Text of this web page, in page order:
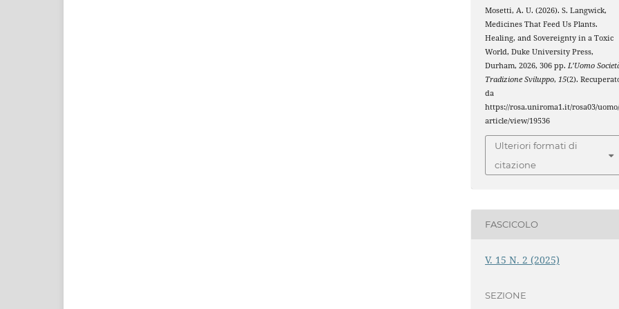
Mosetti, A. U. (2026). S. Langwick,
Medicines That Feed Us Plants.
Healing, and Sovereignty in a Toxic
World, Duke University Press,
Durham, 2026, 306 pp.L’Uomo
Tradizione Sviluppo,15(2).
da
https://rosa.uniroma1.it/rosa03/uomo/
article/view/19536
Ulteriori formati di
citazione
FASCICOLO
V. 15 N. 2 (2025)
SEZIONE